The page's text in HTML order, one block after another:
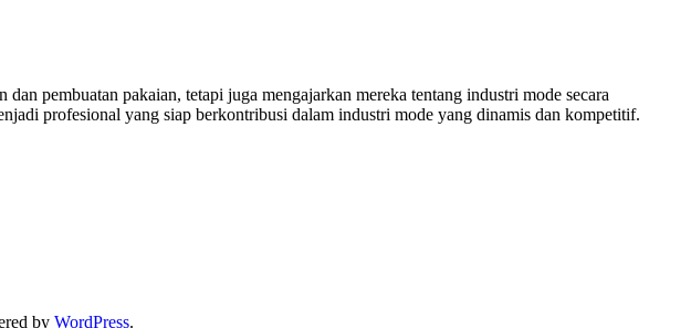
pembuatan pakaian, tetapi juga mengajarkan mereka tentang industri mode secara
profesional yang siap berkontribusi dalam industri mode yang dinamis dan kompetitif.
by WordPress.